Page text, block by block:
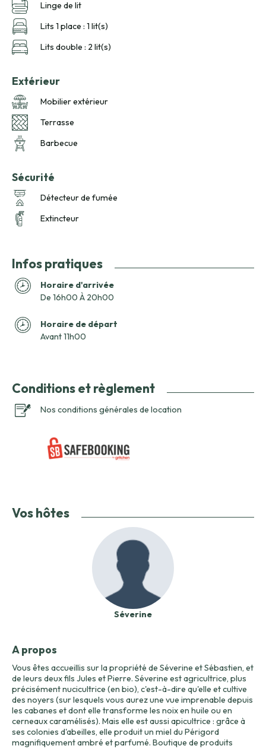
Linge de lit
Lits 1 place : 1 lit(s)
Lits double : 2 lit(s)
Extérieur
Mobilier extérieur
Terrasse
Barbecue
Sécurité
Détecteur de fumée
Extincteur
Infos pratiques
Horaire d'arrivée
De 16h00 À 20h00
Horaire de départ
Avant 11h00
Conditions et règlement
Nos conditions générales de location
Vos hôtes
Séverine
A propos
Vous êtes accueillis sur la propriété de Séverine et Sébastien, et
de leurs deux fils Jules et Pierre. Séverine est agricultrice, plus
précisément nucicultrice (en bio), c'est-à-dire qu'elle et cultive
des noyers (sur lesquels vous aurez une vue imprenable depuis
les cabanes et dont elle transforme les noix en huile ou en
cerneaux caramélisés). Mais elle est aussi apicultrice : grâce à
ses colonies d'abeilles, elle produit un miel du Périgord
magnifiquement ambré et parfumé. Boutique de produits